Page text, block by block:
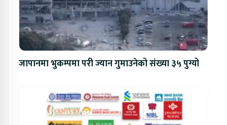
जापानमा भुकम्पमा परी ज्यान गुमाउनेको संख्या ३५ पुग्यो